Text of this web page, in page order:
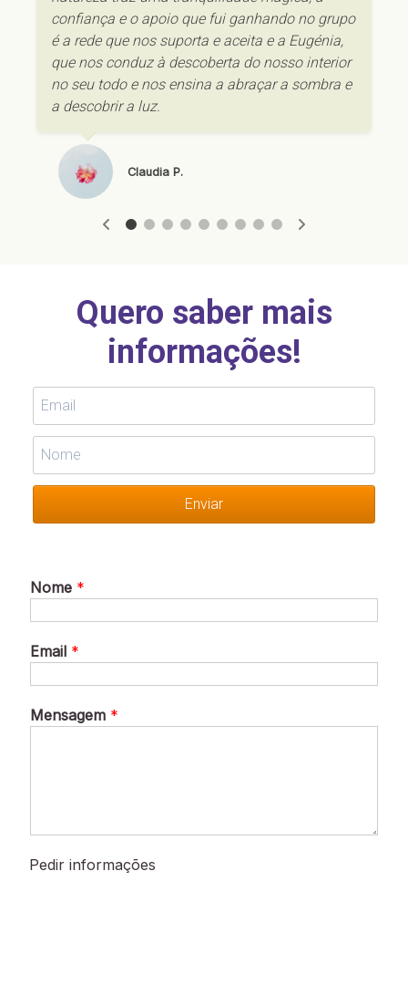
no grupo é a rede que nos suporta e aceita e a
Eugénia, que nos conduz à descoberta do nosso
interior no seu todo e nos ensina a abraçar a
sombra e a descobrir a luz.
Quero saber mais
informações!
Enviar
Nome*
Email*
Mensagem
Pedir informações